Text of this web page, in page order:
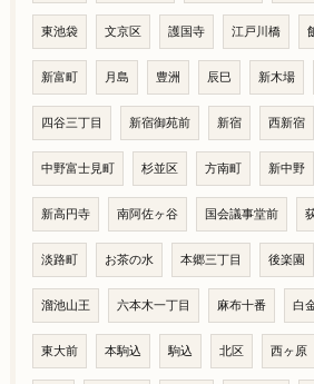
東池袋 文京区 護国寺 江戸川橋
新富町 月島 豊洲 辰巳 新木場
四谷三丁目 新宿御苑前 新宿 西新宿
中野富士見町 杉並区 方南町 新中野
新高円寺 南阿佐ヶ谷 国会議事堂前
淡路町 お茶の水 本郷三丁目 後楽園
溜池山王 六本木一丁目 麻布十番 白
東大前 本駒込 駒込 北区 西ヶ原